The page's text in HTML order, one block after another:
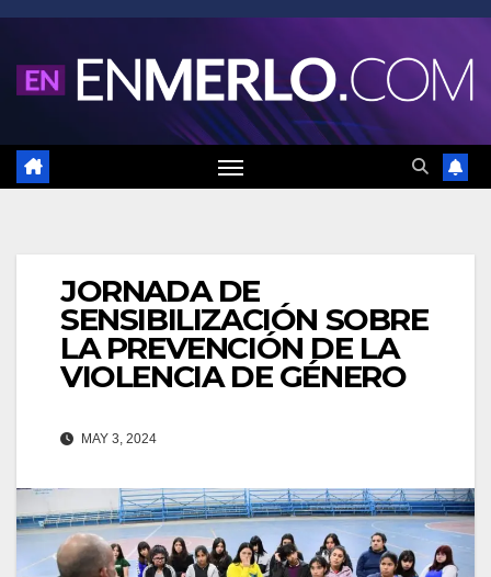
Saltar
contenido
JORNADA DE
SENSIBILIZACIÓN SOBRE
LA PREVENCIÓN DE LA
VIOLENCIA DE GÉNERO
MAY 3, 2024